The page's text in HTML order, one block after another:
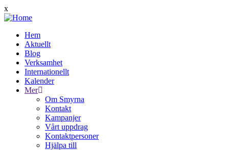
Skip
to
content
x
Main
navigation
Hem
Aktuellt
Blog
Verksamhet
Internationellt
Kalender
Mer
Om Smyrna
Kontakt
Kampanjer
Vårt uppdrag
Kontaktpersoner
Hjälpa till